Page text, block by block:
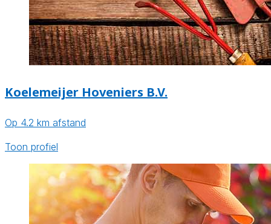
Koelemeijer Hoveniers B.V.
Op 4.2 km afstand
Toon profiel